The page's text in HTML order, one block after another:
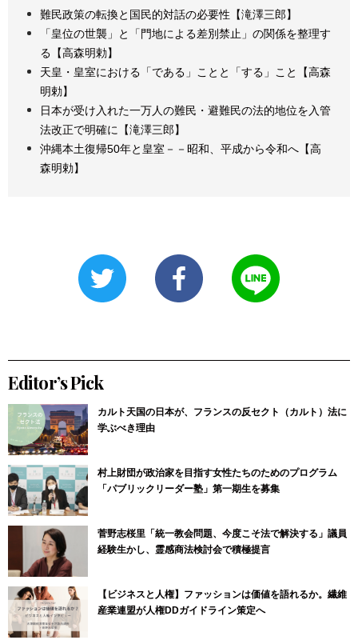
難民政策の転換と国民的対話の必要性【滝澤三郎】
「皇位の世襲」と「門地による差別禁止」の関係を整理す
る【高森明勅】
天皇・皇室における「である」ことと「する」こと【高森
明勅】
日本が受け入れた一万人の難民・避難民の法的地位を入管
法改正で明確に【滝澤三郎】
沖縄本土復帰50年と皇室－－昭和、平成から令和へ【高
森明勅】
Editor’s Pick
カルト天国の日本が、フランスの反セクト（カルト）法に
学ぶべき理由
村上財団が政治家を目指す女性たちのためのプログラム
「パブリックリーダー塾」第一期生を募集
菅野志桜里「統一教会問題、今度こそ法で解決する」議員
経験生かし、霊感商法検討会で積極提言
【ビジネスと人権】ファッションは価値を語れるか。繊維
産業連盟が人権DDガイドライン策定へ